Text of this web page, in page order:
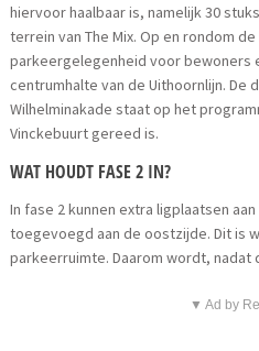
hiervoor haalbaar is, namelijk 30
terrein van The Mix. Op en rondom
parkeergelegenheid voor bewoners
centrumhalte van de Uithoornlijn. De
Wilhelminakade staat op het
Vinckebuurt gereed is.
WAT HOUDT FASE 2 IN?
In fase 2 kunnen extra ligplaatsen
toegevoegd aan de oostzijde. Dit is
parkeerruimte. Daarom wordt, nadat
▼ Ad by